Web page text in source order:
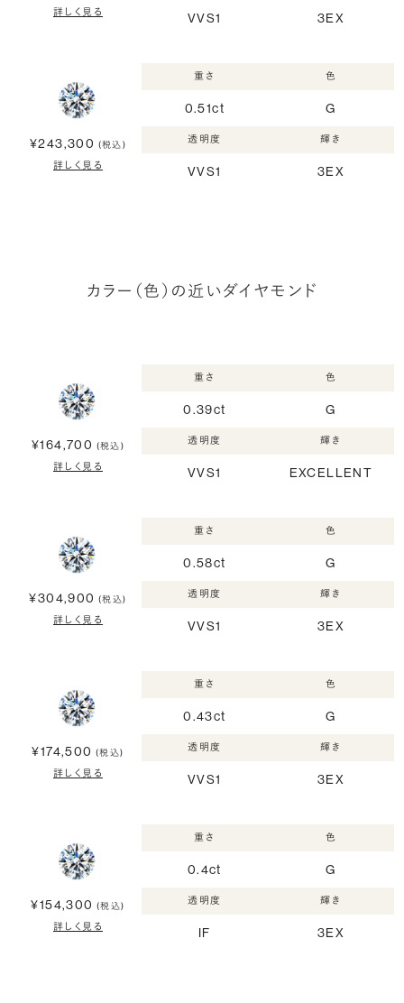
詳しく見る VVS1 3EX
¥243,300 (税込)
詳しく見る
重さ
0.51ct
色
G
透明度
VVS1
輝き
3EX
カラー（色）の近いダイヤモンド
¥164,700 (税込)
詳しく見る
重さ
0.39ct
色
G
透明度
VVS1
輝き
EXCELLENT
¥304,900 (税込)
詳しく見る
重さ
0.58ct
色
G
透明度
VVS1
輝き
3EX
¥174,500 (税込)
詳しく見る
重さ
0.43ct
色
G
透明度
VVS1
輝き
3EX
¥154,300 (税込)
詳しく見る
重さ
0.4ct
色
G
透明度
IF
輝き
3EX